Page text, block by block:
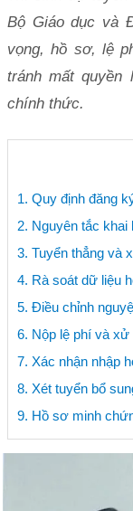
Bộ Giáo dục và
vọng, hồ sơ, lệ
tránh mất quyền
chính thức.
1. Quy định đăng
2. Nguyên tắc
3. Tuyển thẳng và
4. Rà soát dữ liệu
5. Điều chỉnh
6. Nộp lệ phí và xử
7. Xác nhận nhập
8. Xét tuyển bổ
9. Hồ sơ minh